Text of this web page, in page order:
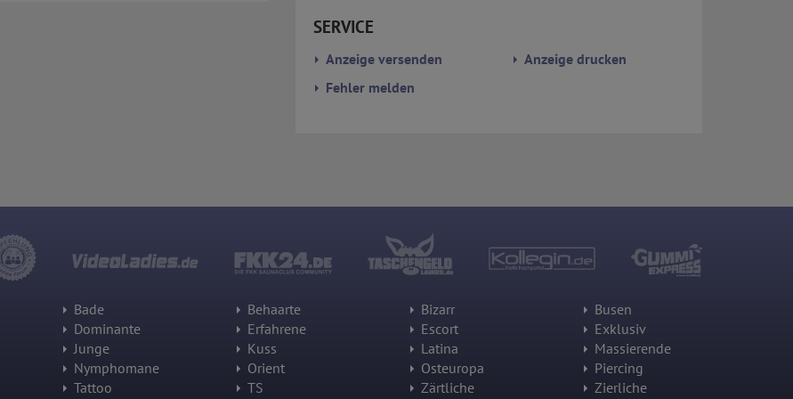
Daten im Auftrag von Google verarbeiten. Die IP-Adresse der Nutzer
wird von Google innerhalb von Mitgliedstaaten der Europäischen Union
Europäischen Wirtschaftsraum gekürzt, dies bedeutet, dass alle
IP-Adresse an einen Server von Google in den USA übertragen und dort
Gerät (PC, Tablet-PC oder Smartphone)
Auflösung des Computers
Besucherquelle (Facebook, Suchmaschine oder verweisende
Webseite)
Welche Dateien wurden heruntergeladen?
Wurden Werbebanner angeklickt?
Wohin ging der Besucher? Klickte er auf weitere Seiten des Portals
oder hat er sie komplett verlassen?
Wie lange blieb der Besucher?
Ort der Verarbeitung:
Europäische Union & USA
SERVICE
Anzeige versenden
Anzeige drucken
Fehler melden
Bade Behaarte Bizarr
Busen
Dominante Erfahrene Escort
Exklusiv
Junge Kuss Latina
Massierende
Nymphomane Orient Osteuropa
Piercing
Tattoo TS Zärtliche Zierliche